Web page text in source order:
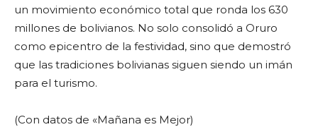
un movimiento económico total que ronda los 630
millones de bolivianos. No solo consolidó a Oruro
como epicentro de la festividad, sino que demostró
que las tradiciones bolivianas siguen siendo un imán
para el turismo.
(Con datos de «Mañana es Mejor)